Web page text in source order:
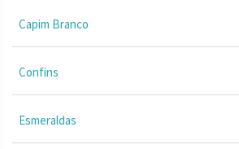
Capim Branco
Confins
Esmeraldas